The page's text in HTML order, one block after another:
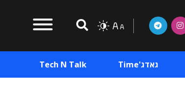
גאדג'Time Tech N Talk